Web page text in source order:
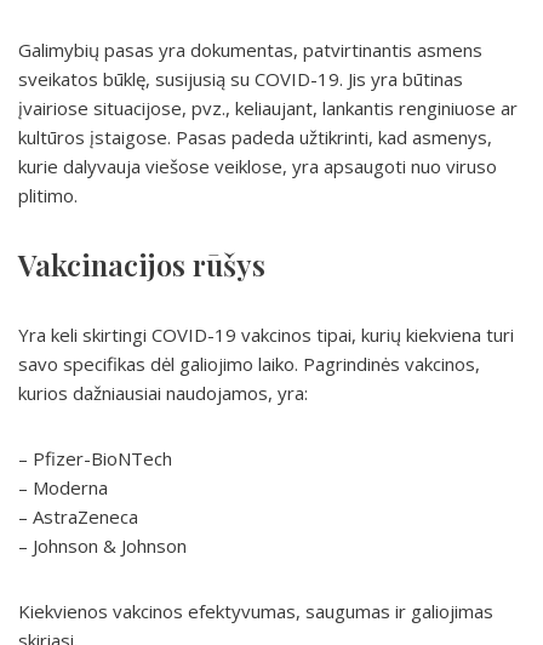
Galimybių pasas yra dokumentas, patvirtinantis asmens
sveikatos būklę, susijusią su COVID-19. Jis yra būtinas
įvairiose situacijose, pvz., keliaujant, lankantis renginiuose ar
kultūros įstaigose. Pasas padeda užtikrinti, kad asmenys,
kurie dalyvauja viešose veiklose, yra apsaugoti nuo viruso
plitimo.
Vakcinacijos rūšys
Yra keli skirtingi COVID-19 vakcinos tipai, kurių kiekviena turi
savo specifikas dėl galiojimo laiko. Pagrindinės vakcinos,
kurios dažniausiai naudojamos, yra:
– Pfizer-BioNTech
– Moderna
– AstraZeneca
– Johnson & Johnson
Kiekvienos vakcinos efektyvumas, saugumas ir galiojimas
skiriasi.